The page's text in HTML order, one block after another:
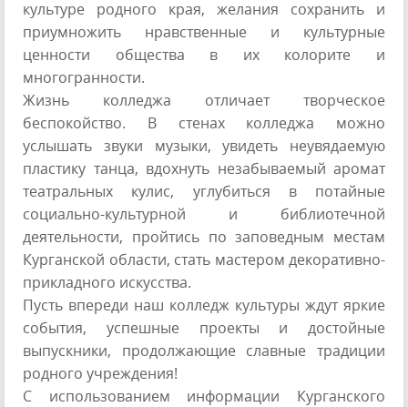
культуре родного края, желания сохранить и
приумножить нравственные и культурные
ценности общества в их колорите и
многогранности.
Жизнь колледжа отличает творческое
беспокойство. В стенах колледжа можно
услышать звуки музыки, увидеть неувядаемую
пластику танца, вдохнуть незабываемый аромат
театральных кулис, углубиться в потайные
социально-культурной и библиотечной
деятельности, пройтись по заповедным местам
Курганской области, стать мастером декоративно-
прикладного искусства.
Пусть впереди наш колледж культуры ждут яркие
события, успешные проекты и достойные
выпускники, продолжающие славные традиции
родного учреждения!
С использованием информации Курганского